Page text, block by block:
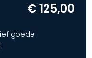
€ 125,00
goede